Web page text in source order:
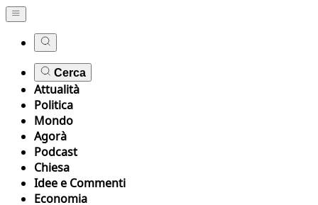
Cerca
Attualità
Politica
Mondo
Agorà
Podcast
Chiesa
Idee e Commenti
Economia